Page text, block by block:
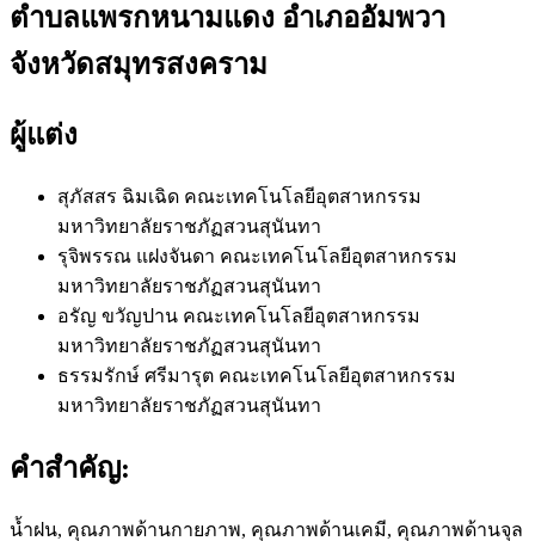
ตำบลแพรกหนามแดง อำเภออัมพวา
จังหวัดสมุทรสงคราม
ผู้แต่ง
สุภัสสร ฉิมเฉิด คณะเทคโนโลยีอุตสาหกรรม
มหาวิทยาลัยราชภัฏสวนสุนันทา
รุจิพรรณ แฝงจันดา คณะเทคโนโลยีอุตสาหกรรม
มหาวิทยาลัยราชภัฏสวนสุนันทา
อรัญ ขวัญปาน คณะเทคโนโลยีอุตสาหกรรม
มหาวิทยาลัยราชภัฏสวนสุนันทา
ธรรมรักษ์ ศรีมารุต คณะเทคโนโลยีอุตสาหกรรม
มหาวิทยาลัยราชภัฏสวนสุนันทา
คำสำคัญ:
น้ำฝน, คุณภาพด้านกายภาพ, คุณภาพด้านเคมี, คุณภาพด้านจุล